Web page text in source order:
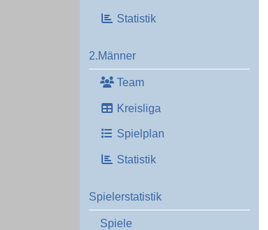
Statistik
2.Männer
Team
Kreisliga
Spielplan
Statistik
Spielerstatistik
Spiele